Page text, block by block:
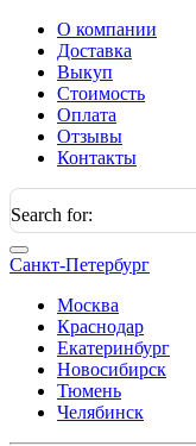
О компании
Доставка
Выкуп
Стоимость
Оплата
Отзывы
Контакты
Search for:
Санкт-Петербург
Москва
Краснодар
Екатеринбург
Новосибирск
Тюмень
Челябинск